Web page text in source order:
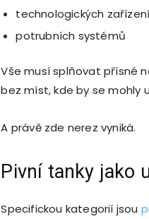
technologických zařízení
potrubních systémů
Vše musí splňovat přísné
bez míst, kde by se mohly
A právě zde nerez vyniká.
Pivní tanky jako
Specifickou kategorií jsou